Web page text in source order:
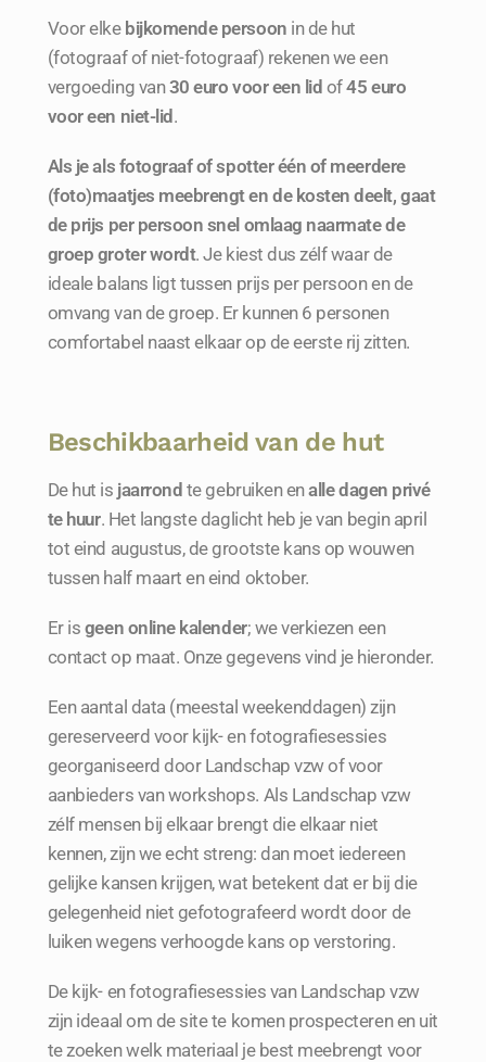
Voor elke bijkomende persoon in de hut
(fotograaf of niet-fotograaf) rekenen we een
vergoeding van30 euro voor een lid of45 euro
voor een niet-lid.
Als je als fotograaf of spotter één of meerdere
(foto)maatjes meebrengt en de kosten deelt, gaat
de prijs per persoon snel omlaag naarmate de
groep groter wordt. Je kiest dus zélf waar de
ideale balans ligt tussen prijs per persoon en de
omvang van de groep. Er kunnen 6 personen
comfortabel naast elkaar op de eerste rij zitten.
Beschikbaarheid van de hut
De hut is jaarrond te gebruiken enalle dagen privé
te huur. Het langste daglicht heb je van begin april
tot eind augustus, de grootste kans op wouwen
tussen half maart en eind oktober.
Er is geen online kalender; we verkiezen een
contact op maat. Onze gegevens vind je hieronder.
Een aantal data (meestal weekenddagen) zijn
gereserveerd voor kijk- en fotografiesessies
georganiseerd door Landschap vzw of voor
aanbieders van workshops. Als Landschap vzw
zélf mensen bij elkaar brengt die elkaar niet
kennen, zijn we echt streng: dan moet iedereen
gelijke kansen krijgen, wat betekent dat er bij die
gelegenheid niet gefotografeerd wordt door de
luiken wegens verhoogde kans op verstoring.
De kijk- en fotografiesessies van Landschap vzw
zijn ideaal om de site te komen prospecteren en uit
te zoeken welk materiaal je best meebrengt voor